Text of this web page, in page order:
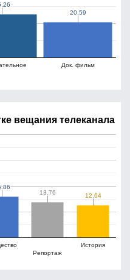
Док. фильм
20.59
20.59
вещания телеканала
Репортаж
История
13.76
13.76 12.64
12.64